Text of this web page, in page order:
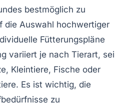
bestmöglich zu
die Auswahl hochwertiger
Fütterungspläne
variiert je nach Tierart, sei
, Kleintiere, Fische oder
. Es ist wichtig, die
zu